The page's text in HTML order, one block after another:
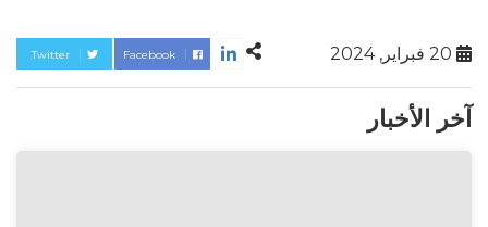
Twitter Facebook
آخر الأخبار